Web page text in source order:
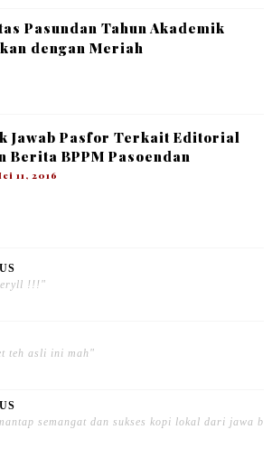
Pasundan Tahun Akademik
dengan Meriah
Jawab Pasfor Terkait Editorial
Berita BPPM Pasoendan
11, 2016
!!!"
teh asli ini mah"
semangat dan sukses kopi lokal dari jawa b